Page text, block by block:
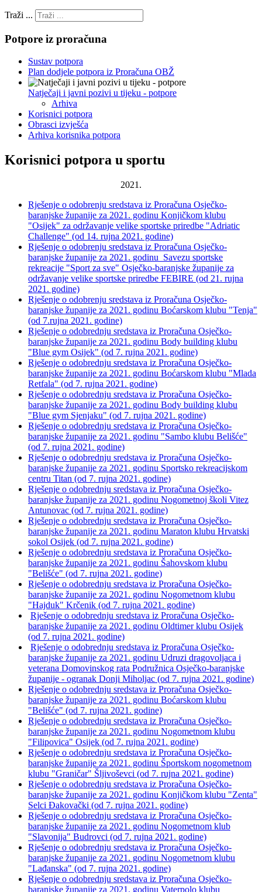
Traži ...
Potpore iz proračuna
Sustav potpora
Plan dodjele potpora iz Proračuna OBŽ
Natječaji i javni pozivi u tijeku - potpore
Arhiva
Korisnici potpora
Obrasci izvješća
Arhiva korisnika potpora
Korisnici potpora u sportu
2021.
Rješenje o odobrenju sredstava iz Proračuna Osječko-
baranjske županije za 2021. godinu Konjičkom klubu
"Osijek" za održavanje velike sportske priredbe "Adriatic
Challenge" (od 14. rujna 2021. godine)
Rješenje o odobrenju sredstava iz Proračuna Osječko-
baranjske županije za 2021. godinu Savezu sportske
rekreacije "Sport za sve" Osječko-baranjske županije za
održavanje velike sportske priredbe FEBIRE (od 21. rujna
2021. godine)
Rješenje o odobrenju sredstava iz Proračuna Osječko-
baranjske županije za 2021. godinu Boćarskom klubu "Tenja"
(od 7.rujna 2021. godine)
Rješenje o odobrednju sredstava iz Proračuna Osječko-
baranjske županije za 2021. godinu Body building klubu
"Blue gym Osijek" (od 7. rujna 2021. godine)
Rješenje o odobrednju sredstava iz Proračuna Osječko-
baranjske županije za 2021. godinu Boćarskom klubu "Mlada
Retfala" (od 7. rujna 2021. godine)
Rješenje o odobrednju sredstava iz Proračuna Osječko-
baranjske županije za 2021. godinu Body building klubu
"Blue gym Sjenjaku" (od 7. rujna 2021. godine)
Rješenje o odobrednju sredstava iz Proračuna Osječko-
baranjske županije za 2021. godinu "Sambo klubu Belišće"
(od 7. rujna 2021. godine)
Rješenje o odobrednju sredstava iz Proračuna Osječko-
baranjske županije za 2021. godinu Sportsko rekreacijskom
centru Titan (od 7. rujna 2021. godine)
Rješenje o odobrednju sredstava iz Proračuna Osječko-
baranjske županije za 2021. godinu Nogometnoj školi Vitez
Antunovac (od 7. rujna 2021. godine)
Rješenje o odobrednju sredstava iz Proračuna Osječko-
baranjske županije za 2021. godinu Maraton klubu Hrvatski
sokol Osijek (od 7. rujna 2021. godine)
Rješenje o odobrednju sredstava iz Proračuna Osječko-
baranjske županije za 2021. godinu Šahovskom klubu
"Belišće" (od 7. rujna 2021. godine)
Rješenje o odobrednju sredstava iz Proračuna Osječko-
baranjske županije za 2021. godinu Nogometnom klubu
"Hajduk" Krčenik (od 7. rujna 2021. godine)
Rješenje o odobrednju sredstava iz Proračuna Osječko-
baranjske županije za 2021. godinu Oldtimer klubu Osijek
(od 7. rujna 2021. godine)
Rješenje o odobrednju sredstava iz Proračuna Osječko-
baranjske županije za 2021. godinu Udruzi dragovoljaca i
veterana Domovinskog rata Podružnica Osječko-baranjske
županije - ogranak Donji Miholjac (od 7. rujna 2021. godine)
Rješenje o odobrednju sredstava iz Proračuna Osječko-
baranjske županije za 2021. godinu Boćarskom klubu
"Belišće" (od 7. rujna 2021. godine)
Rješenje o odobrednju sredstava iz Proračuna Osječko-
baranjske županije za 2021. godinu Nogometnom klubu
"Filipovica" Osijek (od 7. rujna 2021. godine)
Rješenje o odobrednju sredstava iz Proračuna Osječko-
baranjske županije za 2021. godinu Športskom nogometnom
klubu "Graničar" Šljivoševci (od 7. rujna 2021. godine)
Rješenje o odobrednju sredstava iz Proračuna Osječko-
baranjske županije za 2021. godinu Konjičkom klubu "Zenta"
Selci Đakovački (od 7. rujna 2021. godine)
Rješenje o odobrednju sredstava iz Proračuna Osječko-
baranjske županije za 2021. godinu Nogometnom klub
"Slavonija" Budrovci (od 7. rujna 2021. godine)
Rješenje o odobrednju sredstava iz Proračuna Osječko-
baranjske županije za 2021. godinu Nogometnom klubu
"Lađanska" (od 7. rujna 2021. godine)
Rješenje o odobrednju sredstava iz Proračuna Osječko-
baranjske županije za 2021. godinu Vaterpolo klubu